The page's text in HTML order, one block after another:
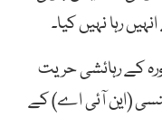
رہا نہیں کیا۔
کے رہائشی حریت
(این آئی اے) کے